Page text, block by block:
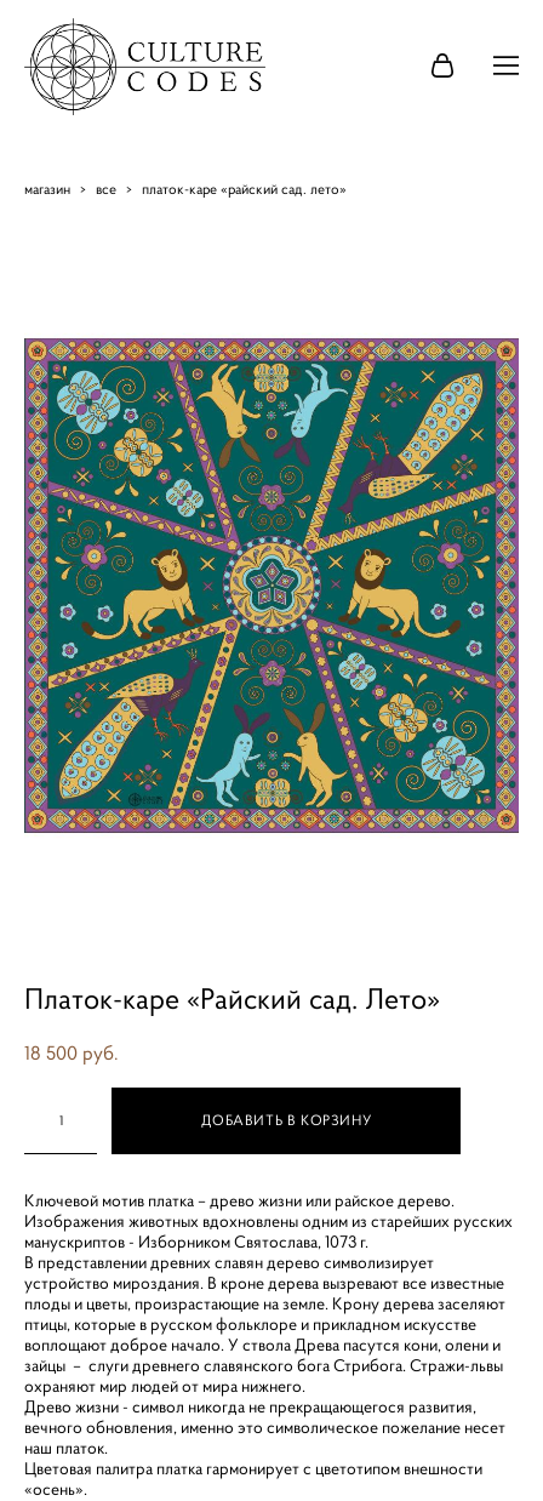
магазин > все > платок-каре «райский сад. лето»
Платок-каре «Райский сад. Лето»
18 500 pуб.
ДОБАВИТЬ В КОРЗИНУ
Ключевой мотив платка – древо жизни или райское дерево.
Изображения животных вдохновлены одним из старейших русских
манускриптов - Изборником Святослава, 1073 г.
В представлении древних славян дерево символизирует
устройство мироздания. В кроне дерева вызревают все известные
плоды и цветы, произрастающие на земле. Крону дерева заселяют
птицы, которые в русском фольклоре и прикладном искусстве
воплощают доброе начало. У ствола Древа пасутся кони, олени и
зайцы – слуги древнего славянского бога Стрибога. Стражи-львы
охраняют мир людей от мира нижнего.
Древо жизни - символ никогда не прекращающегося развития,
вечного обновления, именно это символическое пожелание несет
наш платок.
Цветовая палитра платка гармонирует с цветотипом внешности
«осень».